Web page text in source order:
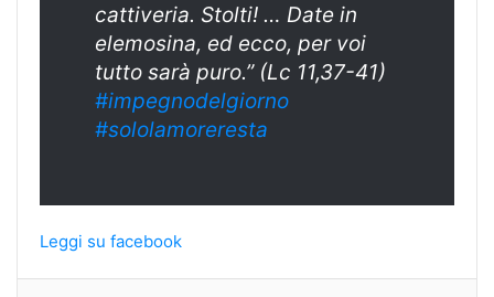
cattiveria. Stolti! … Date in
elemosina, ed ecco, per voi
tutto sarà puro.” (Lc 11,37-41)
#impegnodelgiorno
#sololamoreresta
Leggi su facebook